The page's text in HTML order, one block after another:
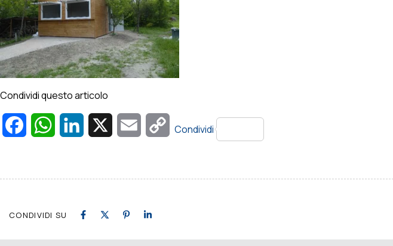
Condividi questo articolo
FacebookWhatsAppLinkedIn Email
Copy
Condividi
CONDIVIDI SU